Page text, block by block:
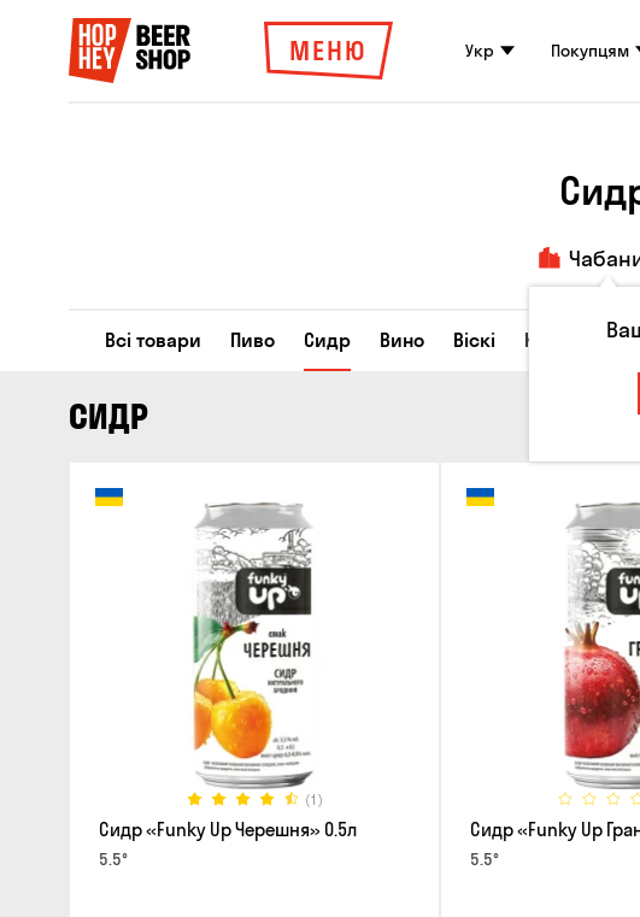
МЕНЮ Укр Покупцям
Всі товари Пиво Сидр Вино Віскі Коктейлі
СИДР
(1)
Сидр «Funky Up Черешня» 0.5л
5.5°
Сидр «Funky Up
5.5°